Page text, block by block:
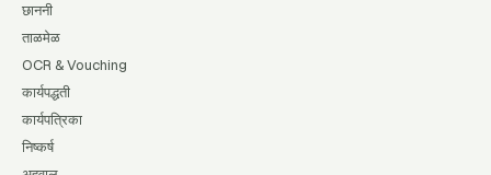
छाननी
ताळमेळ
OCR & Vouching
कार्यपद्धती
कार्यपत्रिका
निष्कर्ष